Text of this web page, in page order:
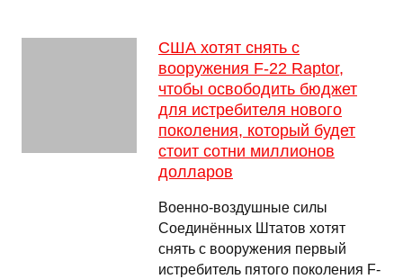
США хотят снять с
вооружения F-22 Raptor,
чтобы освободить бюджет
для истребителя нового
поколения, который будет
стоит сотни миллионов
долларов
Военно-воздушные силы
Соединённых Штатов хотят
снять с вооружения первый
истребитель пятого поколения F-